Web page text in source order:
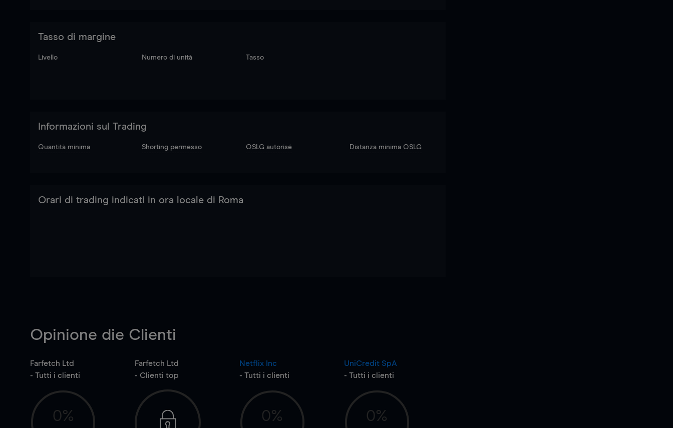
Tasso di margine
Livello Numero di unità Tasso
Informazioni sul Trading
Quantità minima Shorting permesso OSLG autorisé Distanza minima OSLG
Orari di trading indicati in ora locale di Roma
Opinione die Clienti
Farfetch Ltd
- Tutti i clienti
0%
Farfetch Ltd
- Clienti top
Netflix Inc
- Tutti i clienti
0%
UniCredit SpA
- Tutti i clienti
0%